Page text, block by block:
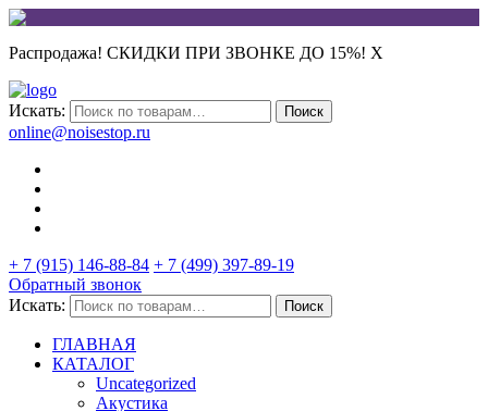
Распродажа! СКИДКИ ПРИ ЗВОНКЕ ДО 15%! X
Искать: Поиск
online@noisestop.ru
+ 7 (915) 146-88-84 + 7 (499) 397-89-19
Обратный звонок
Искать:
Поиск
ГЛАВНАЯ
КАТАЛОГ
Uncategorized
Акустика